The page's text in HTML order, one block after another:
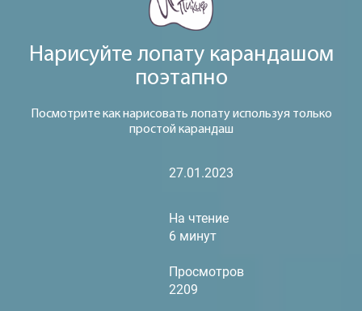
Нарисуйте лопату карандашом
поэтапно
Посмотрите как нарисовать лопату используя только
простой карандаш
27.01.2023
На чтение
6 минут
Просмотров
2209